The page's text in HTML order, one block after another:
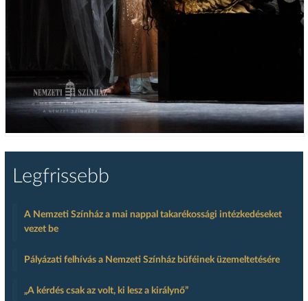
Legfrissebb
A Nemzeti Színház a mai nappal takarékossági intézkedéseket
vezet be
Pályázati felhívás a Nemzeti Színház büféinek üzemeltetésére
„A kérdés csak az volt, ki lesz a királynő”